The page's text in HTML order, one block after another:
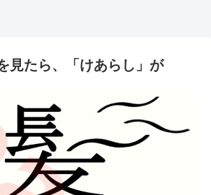
見たら、「けあらし」が